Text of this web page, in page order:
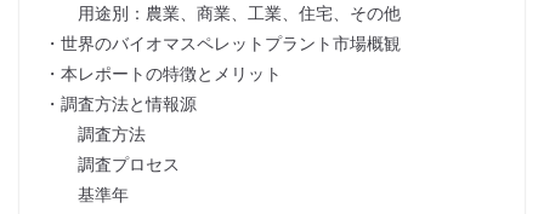
用途別：農業、商業、工業、住宅、その他
・世界のバイオマスペレットプラント市場概観
・本レポートの特徴とメリット
・調査方法と情報源
調査方法
調査プロセス
基準年